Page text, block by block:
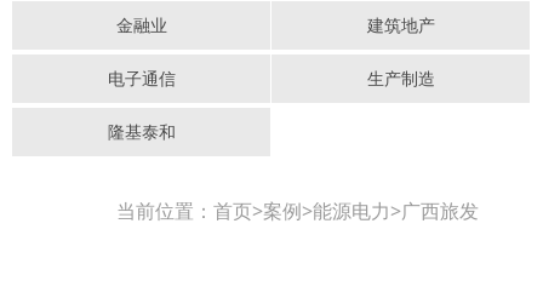
金融业 建筑地产
电子通信 生产制造
隆基泰和
当前位置：首页>案例>能源电力>广西旅发